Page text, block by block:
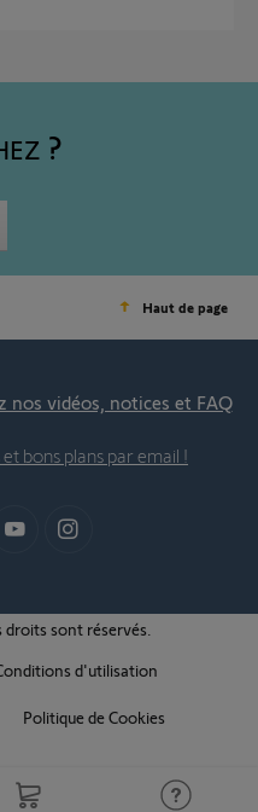
Haut de page
nos vidéos, notices et FAQ
bons plans par email !
sont réservés.
d'utilisation
Politique de Cookies